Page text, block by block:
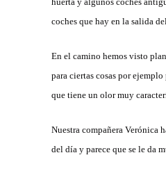
coches que hay en la salida
En el camino hemos visto
para ciertas cosas por
que tiene un olor muy
Nuestra compañera Verónica
del día y parece que se le da